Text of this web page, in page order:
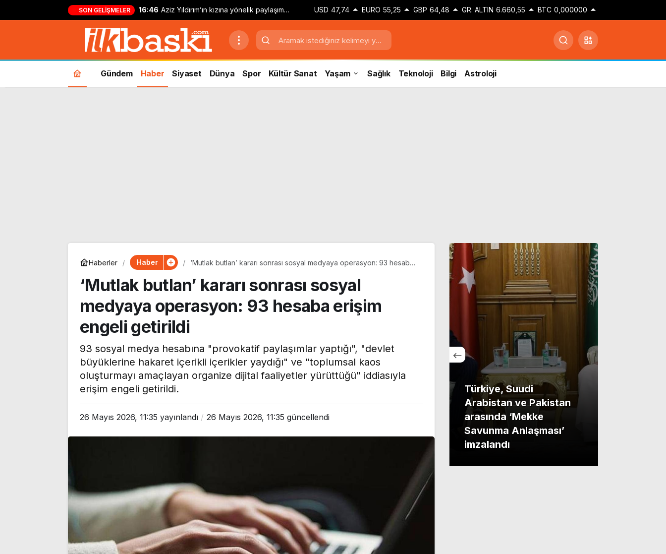
SON GELIŞMELER 16:46 Aziz Yıldırım’ın kızına yönelik paylaşım
yapan kişi hakkında adli kontrol kararı
USD 47,74 EURO 55,25 GBP 64,48 GR. ALTIN 6.660,55 BTC 0,000000
Gündem Haber Siyaset Dünya Spor Kültür Sanat Yaşam Sağlık Teknoloji Bilgi Astroloji
Haberler Haber
‘Mutlak butlan’ kararı sonrası sosyal medyaya operasyon: 93 hesaba
‘Mutlak butlan’ kararı sonrası sosyal
medyaya operasyon: 93 hesaba erişim
engeli getirildi
93 sosyal medya hesabına "provokatif paylaşımlar yaptığı", "devlet
büyüklerine hakaret içerikli içerikler yaydığı" ve "toplumsal kaos
oluşturmayı amaçlayan organize dijital faaliyetler yürüttüğü" iddiasıyla
erişim engeli getirildi.
26 Mayıs 2026, 11:35 yayınlandı 26 Mayıs 2026, 11:35 güncellendi
Başkanı Ahmet
Özgür Özel’den Le
Monde’a çarpıcı yazı:
Türkiye, Suudi
Arabistan ve Pakistan
arasında ‘Mekke
Savunma Anlaşması’
imzalandı